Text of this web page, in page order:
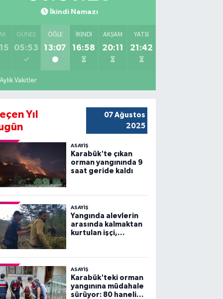
İkindi Namazı
GÜNEŞ
05:53
ÖĞLE
13:07
İKINDI
16:58
AKŞAM
20:11
YATSI
21:42
Aylık Vakitler
Yıl
07 Ağustos
2025
ASAYİŞ
Karabük'te çıkan
orman yangınında 9
saat geride kaldı
ASAYİŞ
Yangında alevlerin
arasında kalmaktan
kurtulan işçi,
panik yaşadı
ASAYİŞ
Karabük'teki orman
yangınına müdahale
sürüyor: 80 haneli